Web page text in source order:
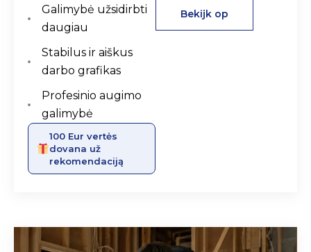
Galimybė užsidirbti
daugiau
Stabilus ir aiškus
darbo grafikas
Profesinio augimo
galimybė
100 Eur vertės
dovana už
rekomendaciją
Bekijk op